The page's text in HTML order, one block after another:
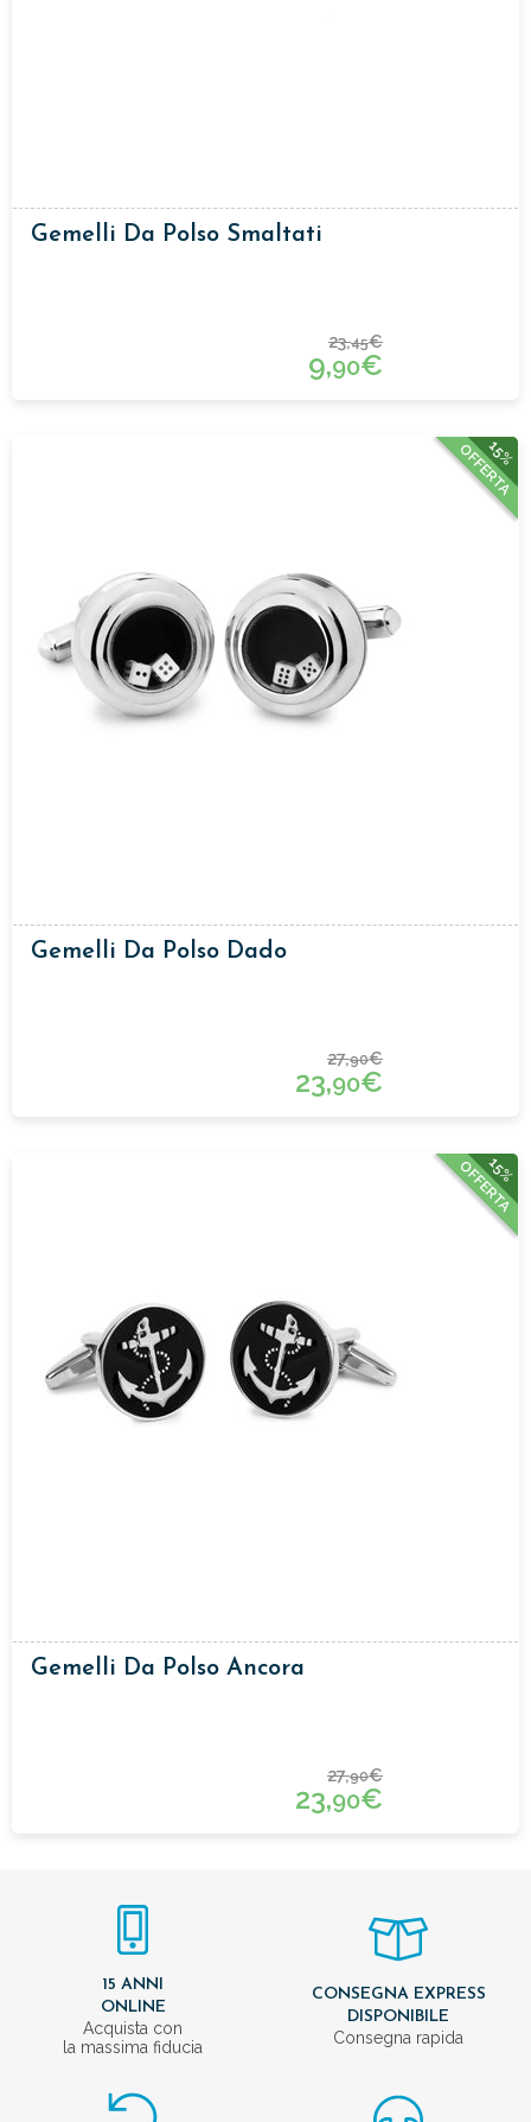
Gemelli Da Polso Smaltati
23,45€
9,90€
15%
OFFERTA
Gemelli Da Polso Dado
27,90€
23,90€
15%
OFFERTA
Gemelli Da Polso Ancora
27,90€
23,90€
15 ANNI
ONLINE
Acquista con
la massima fiducia
CONSEGNA EXPRESS
DISPONIBILE
Consegna rapida